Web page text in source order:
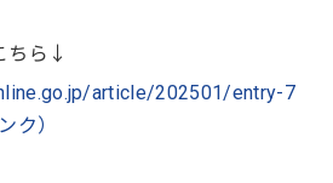
ちら↓
article/202501/entry-7
ク）